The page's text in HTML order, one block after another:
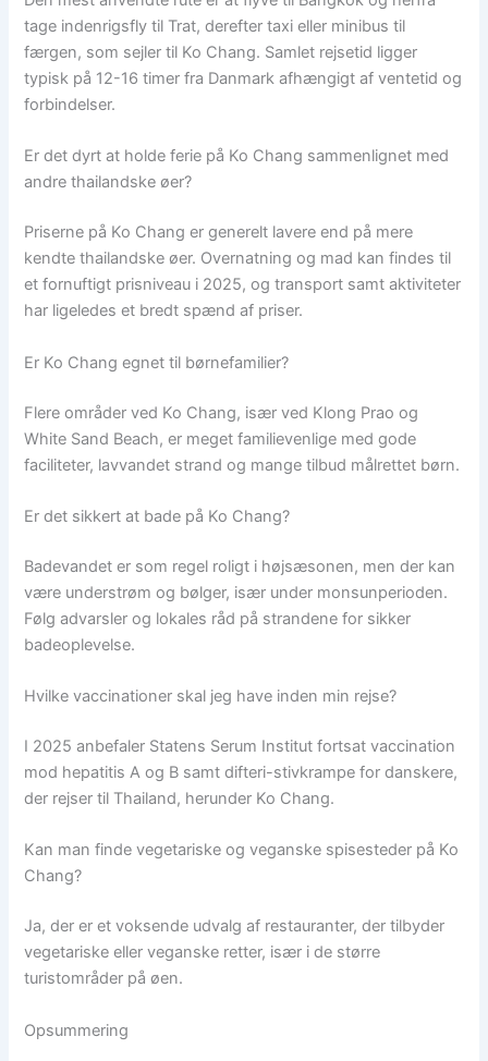
tage indenrigsfly til Trat, derefter taxi eller minibus til
færgen, som sejler til Ko Chang. Samlet rejsetid ligger
typisk på 12-16 timer fra Danmark afhængigt af ventetid og
forbindelser.
Er det dyrt at holde ferie på Ko Chang sammenlignet med
andre thailandske øer?
Priserne på Ko Chang er generelt lavere end på mere
kendte thailandske øer. Overnatning og mad kan findes til
et fornuftigt prisniveau i 2025, og transport samt aktiviteter
har ligeledes et bredt spænd af priser.
Er Ko Chang egnet til børnefamilier?
Flere områder ved Ko Chang, især ved Klong Prao og
White Sand Beach, er meget familievenlige med gode
faciliteter, lavvandet strand og mange tilbud målrettet børn.
Er det sikkert at bade på Ko Chang?
Badevandet er som regel roligt i højsæsonen, men der kan
være understrøm og bølger, især under monsunperioden.
Følg advarsler og lokales råd på strandene for sikker
badeoplevelse.
Hvilke vaccinationer skal jeg have inden min rejse?
I 2025 anbefaler Statens Serum Institut fortsat vaccination
mod hepatitis A og B samt difteri-stivkrampe for danskere,
der rejser til Thailand, herunder Ko Chang.
Kan man finde vegetariske og veganske spisesteder på Ko
Chang?
Ja, der er et voksende udvalg af restauranter, der tilbyder
vegetariske eller veganske retter, især i de større
turistområder på øen.
Opsummering